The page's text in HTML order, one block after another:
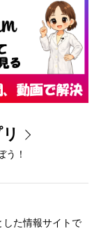
う！
した情報サイトで